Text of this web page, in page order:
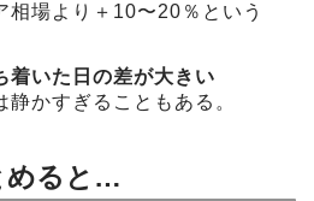
相場より＋10〜20％という
着いた日の差が大きい
静かすぎることもある。
めると…